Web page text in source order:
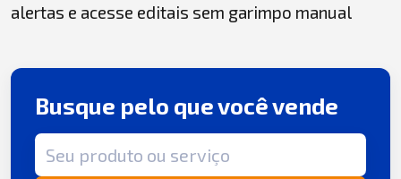
alertas e acesse editais sem garimpo manual
Busque pelo que você vende
Termo de busca